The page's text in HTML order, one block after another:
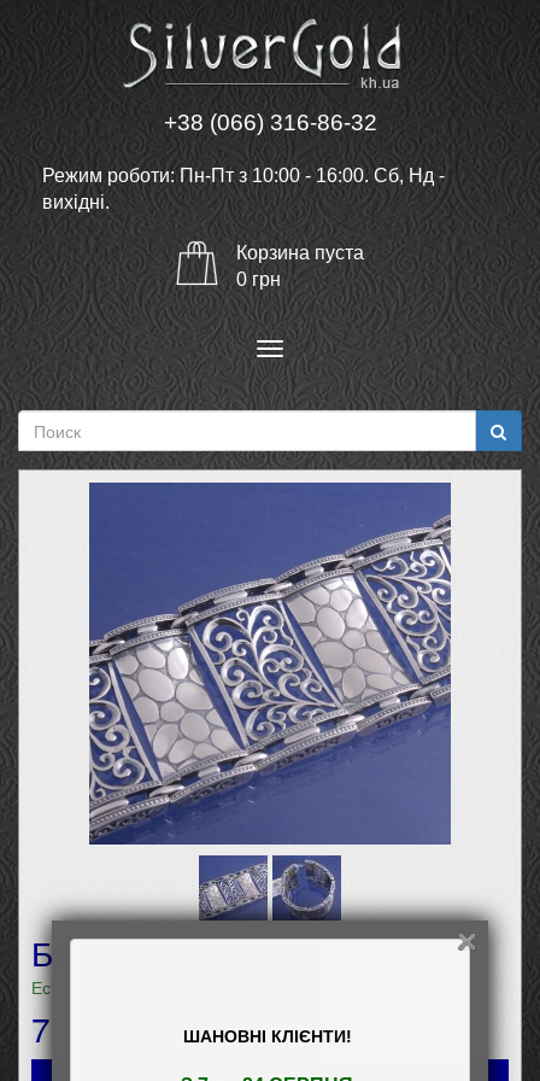
ШАНОВНІ КЛІЄНТИ!
+38 (066) 316-86-32
Режим роботи: Пн-Пт з 10:00 - 16:00. Сб, Нд -
вихідні.
Корзина пуста
0 грн
Меню
Браслет Світязь
Есть в наличии
7 751